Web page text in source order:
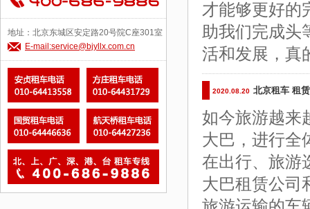
才能够更好的
助我们完成头
活和发展，真
2020.08.20 北京租车 租
如今旅游越来
大巴，进行全
在出行、旅游
大巴租赁公司
地址：北京东城区安定路20号院C座301室
E-mail:service@bjyllx.com.cn